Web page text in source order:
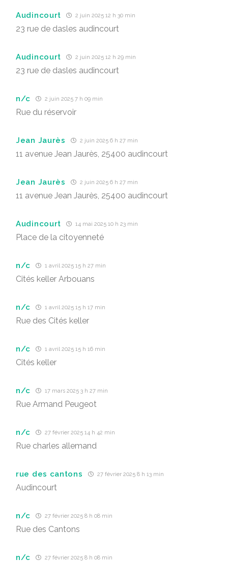
Audincourt 2 juin 2025 12 h 30 min
23 rue de dasles audincourt
Audincourt 2 juin 2025 12 h 29 min
23 rue de dasles audincourt
n/c 2 juin 2025 7 h 09 min
Rue du réservoir
Jean Jaurès 2 juin 2025 6 h 27 min
11 avenue Jean Jaurès, 25400 audincourt
Jean Jaurès 2 juin 2025 6 h 27 min
11 avenue Jean Jaurès, 25400 audincourt
Audincourt 14 mai 2025 10 h 23 min
Place de la citoyenneté
n/c 1 avril 2025 15 h 27 min
Cités keller Arbouans
n/c 1 avril 2025 15 h 17 min
Rue des Cités keller
n/c 1 avril 2025 15 h 16 min
Cités keller
n/c 17 mars 2025 3 h 27 min
Rue Armand Peugeot
n/c 27 février 2025 14 h 42 min
Rue charles allemand
rue des cantons 27 février 2025 8 h 13 min
Audincourt
n/c 27 février 2025 8 h 08 min
Rue des Cantons
n/c 27 février 2025 8 h 08 min